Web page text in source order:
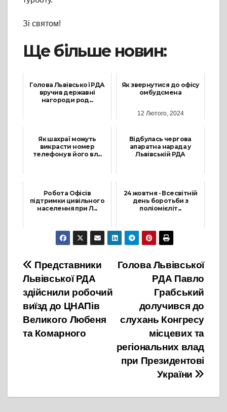
Зі святом!
Ще більше новин:
Голова Львівської РДА
вручив державні
нагороди род...
Як звернутися до офісу
омбудсмена
12 Лютого, 2024
Як шахраї можуть
викрасти номер
телефону в його вл...
Відбулась чергова
апаратна нарада у
Львівській РДА
Робота Офісів
підтримки цивільного
населення при Л...
29 Лютого, 2024
24 жовтня - Всесвітній
день боротьби з
поліомієліт...
24 Жовтня, 2022
Навігація
записів
Голова Львівської
РДА Павло
Грабський
долучився до
слухань Конгресу
місцевих та
регіональних влад
при Президентові
України
Представники
Львівської РДА
здійснили робочий
виїзд до ЦНАПів
Великого Любеня
та Комарного